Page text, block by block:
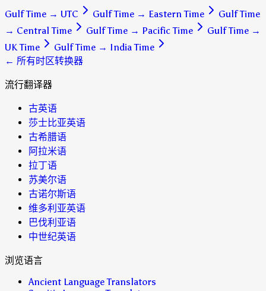
Gulf Time → UTC Gulf Time → Eastern Time
Gulf Time
→ Central Time Gulf Time → Pacific Time Gulf Time →
UK Time
Gulf Time → India Time
← 所有时区转换器
流行翻译器
古英语
莎士比亚英语
古希腊语
阿拉米语
拉丁语
苏美尔语
古诺尔斯语
维多利亚英语
巴伐利亚语
中世纪英语
浏览语言
Ancient Language Translators